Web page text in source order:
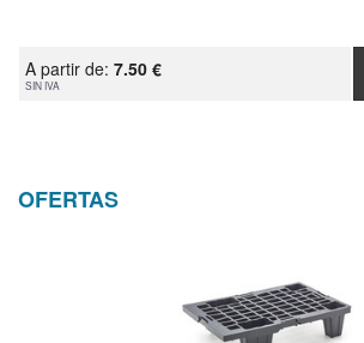
A partir de: 7.50 €
SIN IVA
OFERTAS